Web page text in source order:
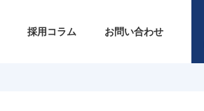
採用コラム
お問い合わせ